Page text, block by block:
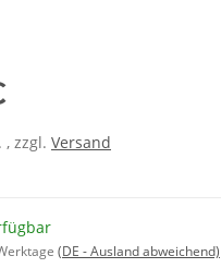
, zzgl. Versand
(DE - Ausland abweichend)